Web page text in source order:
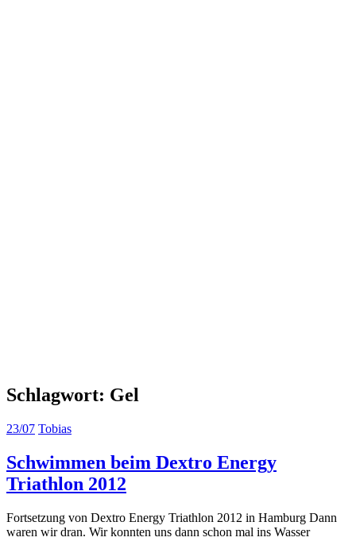
Schlagwort: Gel
23/07 Tobias
Schwimmen beim Dextro Energy
Triathlon 2012
Fortsetzung von Dextro Energy Triathlon 2012 in Hamburg Dann
waren wir dran. Wir konnten uns dann schon mal ins Wasser